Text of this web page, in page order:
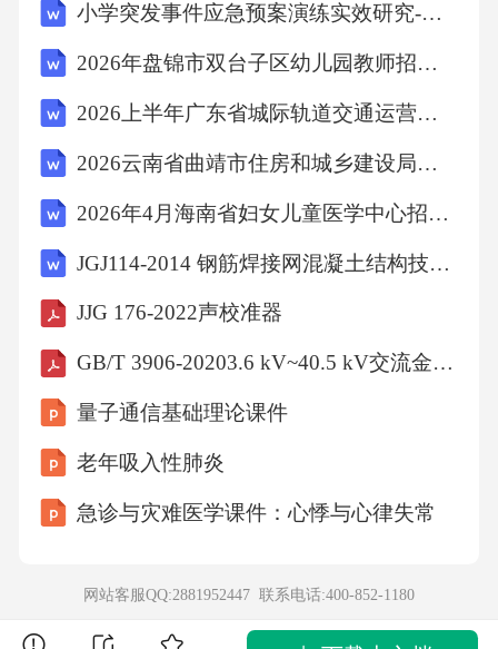
小学突发事件应急预案演练实效研究-基于幼儿园安全演练记录分析评估数据研究
2026年盘锦市双台子区幼儿园教师招聘笔试备考试题及答案解析
2026上半年广东省城际轨道交通运营有限公司生产人员招聘笔试备考题库及答案详解
2026云南省曲靖市住房和城乡建设局青年人才专项引才8人笔试参考题库及答案详解
2026年4月海南省妇女儿童医学中心招聘51人笔试参考题库及答案详解
JGJ114-2014 钢筋焊接网混凝土结构技术规程
JJG 176-2022声校准器
GB/T 3906-20203.6 kV~40.5 kV交流金属封闭开关设备和控制设备
量子通信基础理论课件
老年吸入性肺炎
急诊与灾难医学课件：心悸与心律失常
网站客服QQ:2881952447 联系电话:400-852-1180